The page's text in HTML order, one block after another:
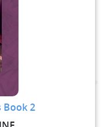
Book 2